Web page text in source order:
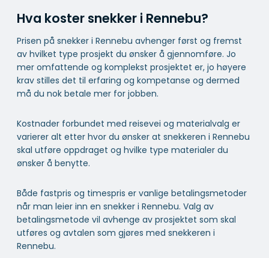
Hva koster snekker i Rennebu?
Prisen på snekker i Rennebu avhenger først og fremst
av hvilket type prosjekt du ønsker å gjennomføre. Jo
mer omfattende og komplekst prosjektet er, jo høyere
krav stilles det til erfaring og kompetanse og dermed
må du nok betale mer for jobben.
Kostnader forbundet med reisevei og materialvalg er
varierer alt etter hvor du ønsker at snekkeren i Rennebu
skal utføre oppdraget og hvilke type materialer du
ønsker å benytte.
Både fastpris og timespris er vanlige betalingsmetoder
når man leier inn en snekker i Rennebu. Valg av
betalingsmetode vil avhenge av prosjektet som skal
utføres og avtalen som gjøres med snekkeren i
Rennebu.